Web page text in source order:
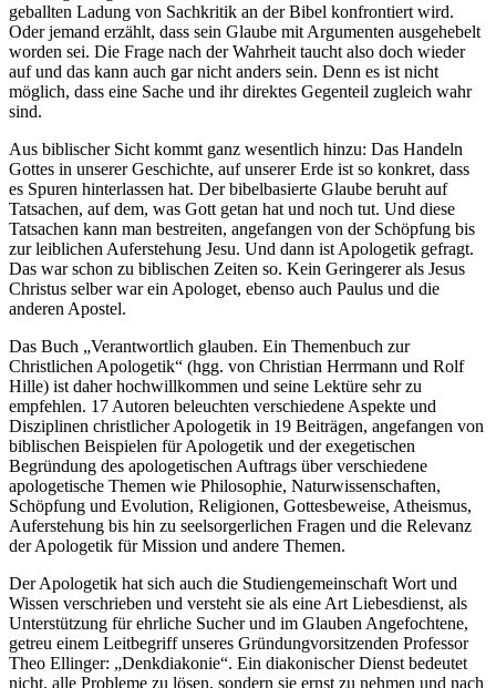
geballten Ladung von Sachkritik an der Bibel konfrontiert wird.
Oder jemand erzählt, dass sein Glaube mit Argumenten ausgehebelt
worden sei. Die Frage nach der Wahrheit taucht also doch wieder
auf und das kann auch gar nicht anders sein. Denn es ist nicht
möglich, dass eine Sache und ihr direktes Gegenteil zugleich wahr
sind.
Aus biblischer Sicht kommt ganz wesentlich hinzu: Das Handeln
Gottes in unserer Geschichte, auf unserer Erde ist so konkret, dass
es Spuren hinterlassen hat. Der bibelbasierte Glaube beruht auf
Tatsachen, auf dem, was Gott getan hat und noch tut. Und diese
Tatsachen kann man bestreiten, angefangen von der Schöpfung bis
zur leiblichen Auferstehung Jesu. Und dann ist Apologetik gefragt.
Das war schon zu biblischen Zeiten so. Kein Geringerer als Jesus
Christus selber war ein Apologet, ebenso auch Paulus und die
anderen Apostel.
Das Buch „Verantwortlich glauben. Ein Themenbuch zur
Christlichen Apologetik“ (hgg. von Christian Herrmann und Rolf
Hille) ist daher hochwillkommen und seine Lektüre sehr zu
empfehlen. 17 Autoren beleuchten verschiedene Aspekte und
Disziplinen christlicher Apologetik in 19 Beiträgen, angefangen von
biblischen Beispielen für Apologetik und der exegetischen
Begründung des apologetischen Auftrags über verschiedene
apologetische Themen wie Philosophie, Naturwissenschaften,
Schöpfung und Evolution, Religionen, Gottesbeweise, Atheismus,
Auferstehung bis hin zu seelsorgerlichen Fragen und die Relevanz
der Apologetik für Mission und andere Themen.
Der Apologetik hat sich auch die Studiengemeinschaft Wort und
Wissen verschrieben und versteht sie als eine Art Liebesdienst, als
Unterstützung für ehrliche Sucher und im Glauben Angefochtene,
getreu einem Leitbegriff unseres Gründungvorsitzenden Professor
Theo Ellinger: „Denkdiakonie“. Ein diakonischer Dienst bedeutet
nicht, alle Probleme zu lösen, sondern sie ernst zu nehmen und nach